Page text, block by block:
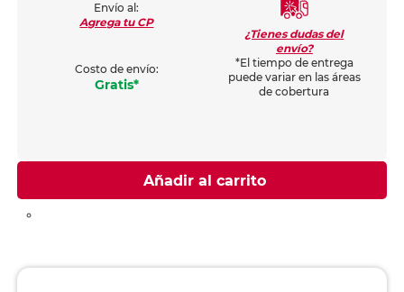
Envío al:
Agrega tu CP
Costo de envío:
Gratis*
¿Tienes dudas del
envío?
*El tiempo de entrega
puede variar en las áreas
de cobertura
Añadir al carrito